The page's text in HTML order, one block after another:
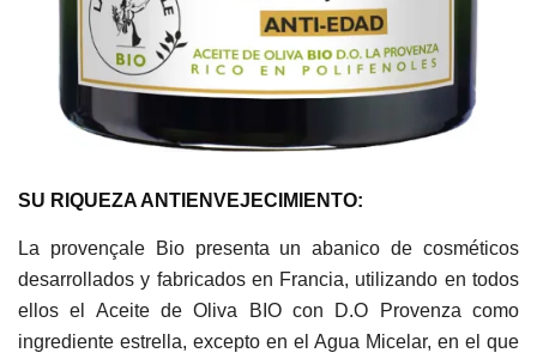
SU RIQUEZA ANTIENVEJECIMIENTO:
La provençale Bio presenta un abanico de cosméticos
desarrollados y fabricados en Francia, utilizando en todos
ellos el Aceite de Oliva BIO con D.O Provenza como
ingrediente estrella, excepto en el Agua Micelar, en el que